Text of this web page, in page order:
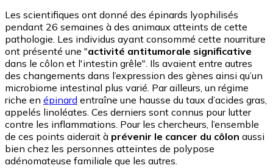
Les scientifiques ont donné des épinards lyophilisés
pendant 26 semaines à des animaux atteints de cette
pathologie. Les individus ayant consommé cette nourriture
ont présenté une "activité antitumorale significative
dans le côlon et l'intestin grêle". Ils avaient entre autres
des changements dans l’expression des gènes ainsi qu’un
microbiome intestinal plus varié. Par ailleurs, un régime
riche en épinard entraîne une hausse du taux d’acides gras,
appelés linoléates. Ces derniers sont connus pour lutter
contre les inflammations. Pour les chercheurs, l’ensemble
de ces points aiderait à prévenir le cancer du côlon aussi
bien chez les personnes atteintes de polypose
adénomateuse familiale que les autres.